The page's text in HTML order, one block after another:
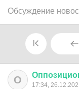
Обсуждение
О 17:34,